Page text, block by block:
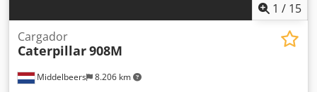
1 / 15
Middelbeers 8.206 km
Cargador
Caterpillar908M